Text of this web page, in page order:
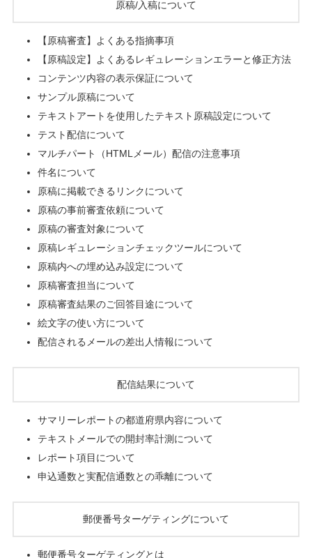
原稿/入稿について
【原稿審査】よくある指摘事項
【原稿設定】よくあるレギュレーションエラーと修正方法
コンテンツ内容の表示保証について
サンプル原稿について
テキストアートを使用したテキスト原稿設定について
テスト配信について
マルチパート（HTMLメール）配信の注意事項
件名について
原稿に掲載できるリンクについて
原稿の事前審査依頼について
原稿の審査対象について
原稿レギュレーションチェックツールについて
原稿内への埋め込み設定について
原稿審査担当について
原稿審査結果のご回答目途について
絵文字の使い方について
配信されるメールの差出人情報について
配信結果について
サマリーレポートの都道府県内容について
テキストメールでの開封率計測について
レポート項目について
申込通数と実配信通数との乖離について
郵便番号ターゲティングについて
郵便番号ターゲティングとは